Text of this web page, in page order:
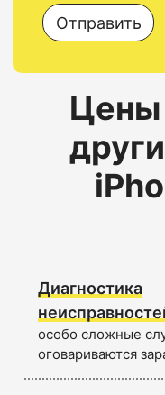
Отправить
Цены
Диагностика
особо сложные
оговариваются